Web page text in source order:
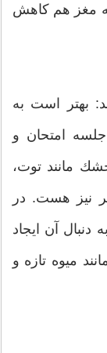
مغز هم كاهش
بهتر است به
امتحان و
مانند توت،
نیز هست. در
آن ایجاد
میوه تازه و